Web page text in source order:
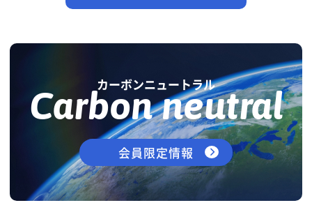
カーボンニュートラル
Carbon neutral
会員限定情報